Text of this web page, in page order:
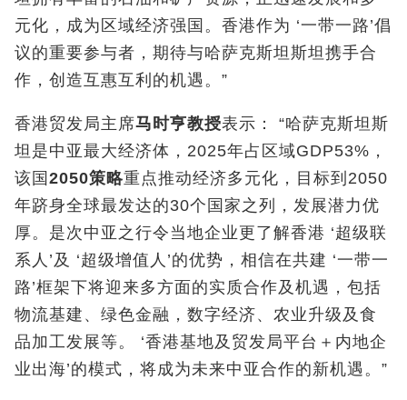
元化，成为区域经济强国。香港作为 ‘一带一路’倡
议的重要参与者，期待与哈萨克斯坦斯坦携手合
作，创造互惠互利的机遇。”
香港贸发局主席马时亨教授表示： “哈萨克斯坦斯
坦是中亚最大经济体，2025年占区域GDP53%，
该国 2050策略重点推动经济多元化，目标到2050
年跻身全球最发达的30个国家之列，发展潜力优
厚。是次中亚之行令当地企业更了解香港 ‘超级联
系人’及 ‘超级增值人’的优势，相信在共建 ‘一带一
路’框架下将迎来多方面的实质合作及机遇，包括
物流基建、绿色金融，数字经济、农业升级及食
品加工发展等。 ‘香港基地及贸发局平台＋内地企
业出海’的模式，将成为未来中亚合作的新机遇。”